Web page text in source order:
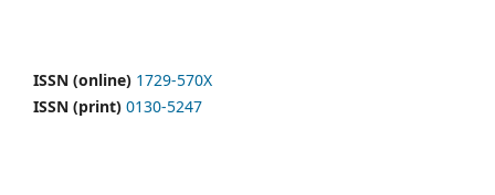
ISSN (online) 1729-570X
ISSN (print) 0130-5247